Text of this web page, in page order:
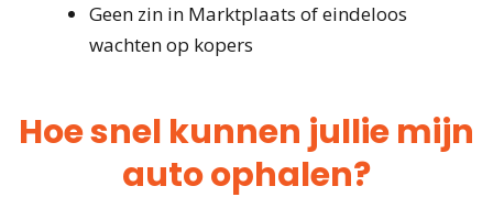
Geen zin in Marktplaats of eindeloos
wachten op kopers
Hoe snel kunnen jullie mijn
auto ophalen?